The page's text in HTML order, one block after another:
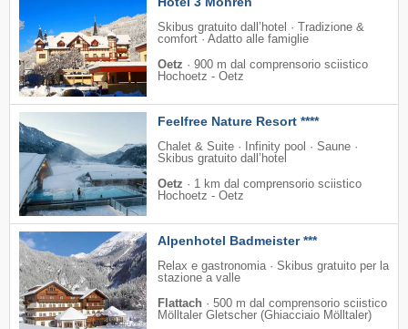
Skibus gratuito dall’hotel · Tradizione &
comfort · Adatto alle famiglie
Oetz · 900 m dal comprensorio sciistico
Hochoetz - Oetz
Feelfree Nature Resort ****
Chalet & Suite · Infinity pool · Saune ·
Skibus gratuito dall’hotel
Oetz · 1 km dal comprensorio sciistico
Hochoetz - Oetz
Alpenhotel Badmeister ***
Relax e gastronomia · Skibus gratuito per la
stazione a valle
Flattach · 500 m dal comprensorio sciistico
Mölltaler Gletscher (Ghiacciaio Mölltaler)